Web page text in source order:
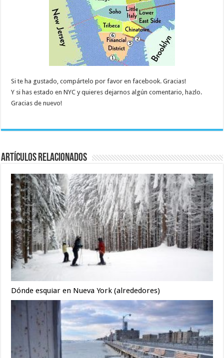
Si te ha gustado, compártelo por favor en facebook. Gracias!
Y si has estado en NYC y quieres dejarnos algún comentario, hazlo.
Gracias de nuevo!
Artículos relacionados
Dónde esquiar en Nueva York (alrededores)